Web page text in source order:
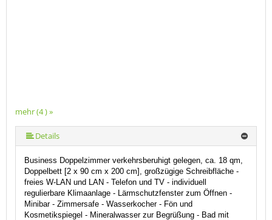
mehr (4 ) »
Details
Business Doppelzimmer verkehrsberuhigt gelegen, ca. 18 qm,
Doppelbett [2 x 90 cm x 200 cm], großzügige Schreibfläche -
freies W-LAN und LAN - Telefon und TV - individuell
regulierbare Klimaanlage - Lärmschutzfenster zum Öffnen -
Minibar - Zimmersafe - Wasserkocher - Fön und
Kosmetikspiegel - Mineralwasser zur Begrüßung - Bad mit